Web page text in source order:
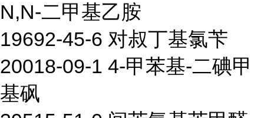
N,N-二甲基乙胺
19692-45-6 对叔丁基氯苄
20018-09-1 4-甲苯基-二碘甲
基砜